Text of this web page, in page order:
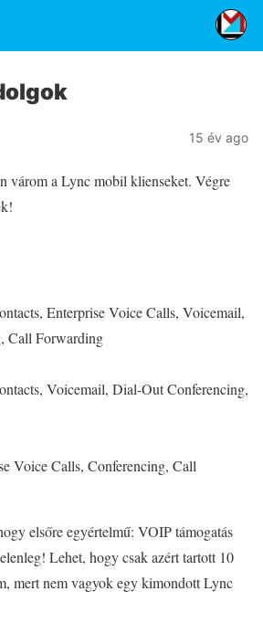
15 év ago
várom a Lync mobil klienseket. Végre
Enterprise Voice Calls, Voicemail,
Call Forwarding
Voicemail, Dial-Out Conferencing,
Voice Calls, Conferencing, Call
elsőre egyértelmű: VOIP támogatás
Lehet, hogy csak azért tartott 10
mert nem vagyok egy kimondott Lync